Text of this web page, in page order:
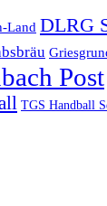
Land DLRG
Post
TGS Handball